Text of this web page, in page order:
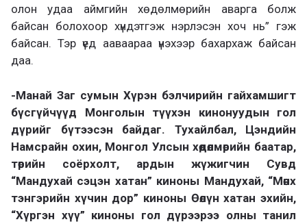
олон удаа аймгийн хөдөлмөрийн аварга болж
байсан болохоор хүндэтгэж нэрлэсэн хоч нь” гэж
байсан. Тэр үед ааваараа үнэхээр бахархаж байсан
даа.
-Манай Заг сумын Хүрэн бэлчирийн гайхамшигт
бүсгүйчүүд Монголын түүхэн кинонуудын гол
дүрийг бүтээсэн байдаг. Тухайлбал, Цэндийн
Намсрайн охин, Монгол Улсын хөдөлмөрийн баатар,
төрийн соёрхолт, ардын жүжигчин Сувд
“Мандухай сэцэн хатан” киноны Мандухай, “Мөнх
тэнгэрийн хүчин дор” киноны Өөлүн хатан эхийн,
“Хүргэн хүү” киноны гол дүрээрээ олны танил